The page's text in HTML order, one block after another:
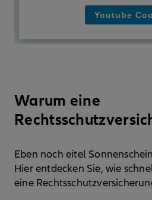
Youtube
Warum eine
Eben noch eitel
Hier entdecken Sie, wie
eine